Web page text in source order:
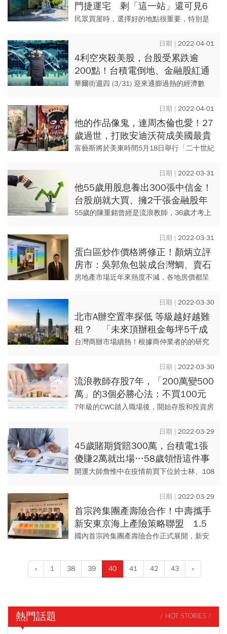
門捷運宅 剩「這一站」還可見6
字頭
民眾買屋時，選擇好的地點很重要，特別是
房時的首選。根據台北市地政雲資料，在
2021年台北市境內的距離捷...
2022-04-01
4利空夾殺美股，台股受累跌逾
200點！台積電倒地、金融股紅通
通「這檔」半根漲停
華爾街週四 (3/31) 迎來通膨過熱的經濟數
畫、中概股退市危機再起，烏俄兩國恐爆發
核戰，眾多利空消息...
2022-04-01
他的作品像鬼，連周杰倫也愛！27
歲過世，打敗安迪沃荷成美國最貴
畫家，20億作品台北看得到
富藝斯將於美東時間5月18日舉行「二十世紀
日本企業家暨收藏家前澤友作珍藏的尚．米
榭．巴斯基亞（Jean...
2022-03-31
他55歲用股息養出300張中信金！
台股崩就大買、擁2千張金融股年
領200萬股息：想在股市輸都很難
55歲的陳重銘曾經是流浪教師，36歲才考上
卻因擁有理財頭腦，以長期抱著績優股，將
每年配息拿來買金融股，...
2022-03-31
蛋白區炒作價格將修正！顏炳立評
房市：吳郭魚包裝成台灣鯛、賣石
斑魚價格「德不配位」
房地產市場近年來熱度不減，各地房價都呈
董事總經理顏炳立延續年初對房市的看法，
仍然認為「黑天鵝」變大...
2022-03-30
北市A辦空置率探低 等級越好越難
租？ 「未來頂辦租金每坪5千成
常態」
台灣商辦市場續熱！根據商仲業者的的研究
月租金為每坪2,932元，相較去年同期上升
3.7個百分點，預...
2022-03-30
流浪教師存股7年，「200萬變500
萬」的3個必勝心法：不買100元
以上股票，原因只有一個
7年級的CWC踏入職場後，開始存股和投資房
定的報酬，現在靠著存股及租金收入，每年
創造逾百萬元收入，並成...
2022-03-29
45歲賭期貨賠300萬，台積電1張
傻賺2萬就出場…58歲領悟這件事
「身家躍2億」：這資產不會背叛
開運大師詹惟中在疫情前買下位於士林、108
「危機入市」的他，這一回卻在2020年疫情
爆發時就進場，沒想...
2022-03-29
首宗跨集團產壽險合作！中壽攜手
新安東京海上產險策略聯盟 1.5
萬業務員賣壽險也賣產險
國內首宗跨集團產壽險合作正式展開，新安
布成立策略聯盟，共同擴大保險服務範疇。
由新安東京海上產險提供中...
« 1 38 39 40 41 42 43 »
熱門話題 / HOT STORIES /